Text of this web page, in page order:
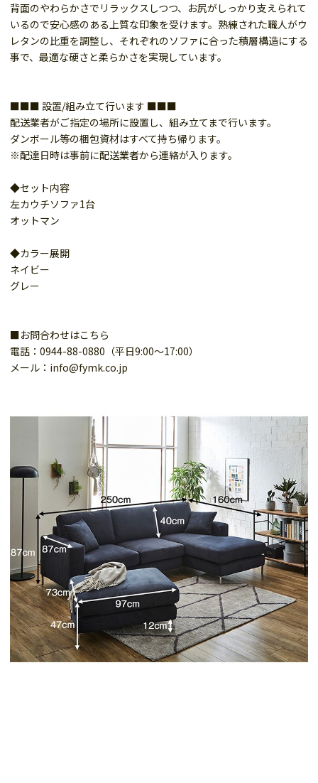
背面のやわらかさでリラックスしつつ、お尻がしっかり支えられて
いるので安心感のある上質な印象を受けます。熟練された職人がウ
レタンの比重を調整し、それぞれのソファに合った積層構造にする
事で、最適な硬さと柔らかさを実現しています。
■■■ 設置/組み立て行います ■■■
配送業者がご指定の場所に設置し、組み立てまで行います。
ダンボール等の梱包資材はすべて持ち帰ります。
※配達日時は事前に配送業者から連絡が入ります。
◆セット内容
左カウチソファ1台
オットマン
◆カラー展開
ネイビー
グレー
■お問合わせはこちら
電話：0944-88-0880（平日9:00～17:00）
メール：info@fymk.co.jp